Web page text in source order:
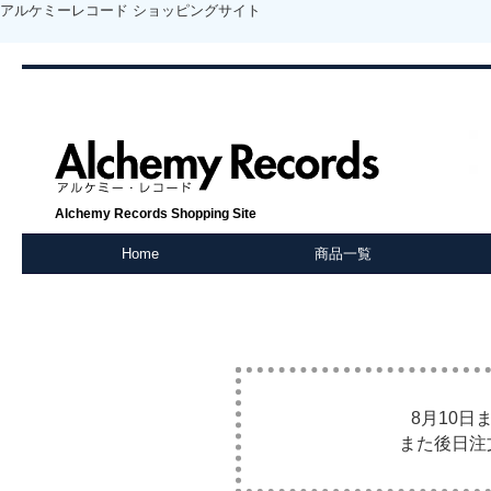
アルケミーレコード ショッピングサイト
Alchemy Records Shopping Site
Home 商品一覧
8月10日
また後日